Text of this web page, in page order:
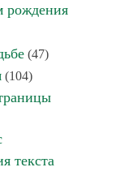
рождения
(47)
(104)
текста